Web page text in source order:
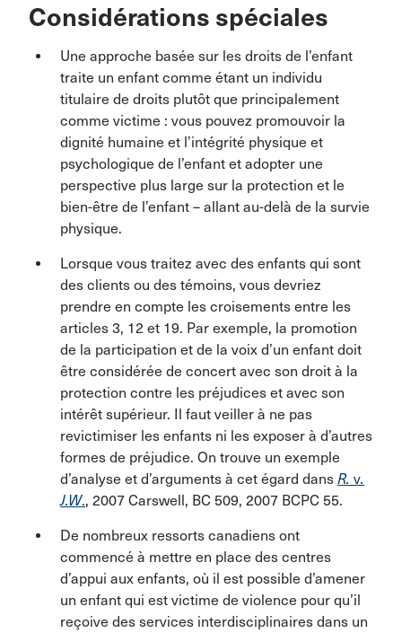
Considérations spéciales
Une approche basée sur les droits de l’enfant
traite un enfant comme étant un individu
titulaire de droits plutôt que principalement
comme victime : vous pouvez promouvoir la
dignité humaine et l’intégrité physique et
psychologique de l’enfant et adopter une
perspective plus large sur la protection et le
bien-être de l’enfant – allant au-delà de la survie
physique.
Lorsque vous traitez avec des enfants qui sont
des clients ou des témoins, vous devriez
prendre en compte les croisements entre les
articles 3, 12 et 19. Par exemple, la promotion
de la participation et de la voix d’un enfant doit
être considérée de concert avec son droit à la
protection contre les préjudices et avec son
intérêt supérieur. Il faut veiller à ne pas
revictimiser les enfants ni les exposer à d’autres
formes de préjudice. On trouve un exemple
d’analyse et d’arguments à cet égard dans R. v.
J.W., 2007 Carswell, BC 509, 2007 BCPC 55.
De nombreux ressorts canadiens ont
commencé à mettre en place des centres
d’appui aux enfants, où il est possible d’amener
un enfant qui est victime de violence pour qu’il
reçoive des services interdisciplinaires dans un